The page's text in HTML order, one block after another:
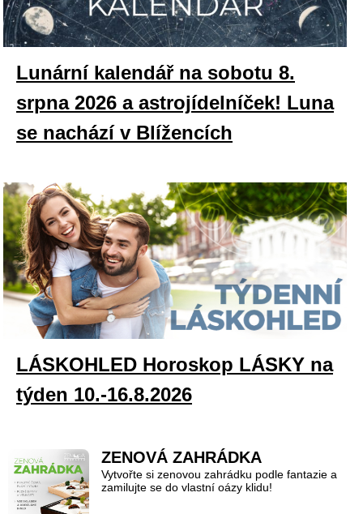
Lunární kalendář na sobotu 8.
srpna 2026 a astrojídelníček! Luna
se nachází v Blížencích
LÁSKOHLED Horoskop LÁSKY na
týden 10.-16.8.2026
ZENOVÁ ZAHRÁDKA
Vytvořte si zenovou zahrádku podle fantazie a
zamilujte se do vlastní oázy klidu!